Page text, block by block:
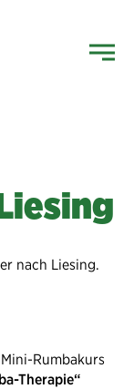
nach Liesing.
Rumbakurs
Therapie“